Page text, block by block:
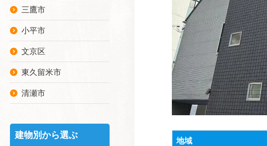
地域
三鷹市
小平市
文京区
東久留米市
清瀬市
建物別から選ぶ